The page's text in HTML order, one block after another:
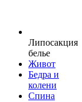
Липосакция
белье
Живот
Бедра и
колени
Спина